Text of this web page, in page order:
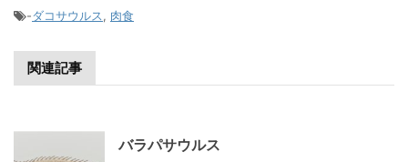
-ダコサウルス, 肉食
関連記事
バラパサウルス